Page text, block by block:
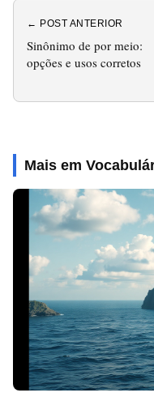
← POST ANTERIOR
Sinônimo de por meio:
opções e usos corretos
Mais em